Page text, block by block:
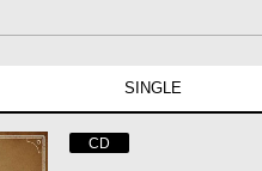
SINGLE
CD